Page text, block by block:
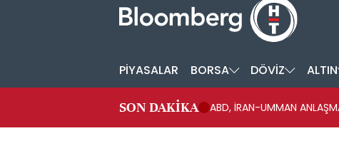
PİYASALAR BORSA DÖVİZ ALTIN
SON DAKİKA ABD, İRAN-UMMAN